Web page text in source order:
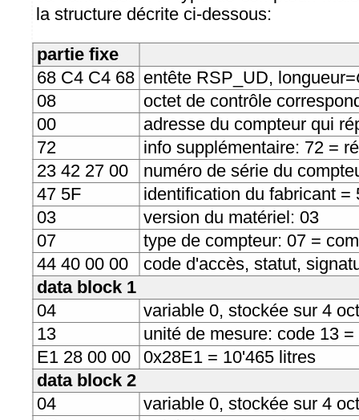
la structure décrite ci-dessous:
partie fixe
68 C4 C4 68 entête RSP_UD, longueur=
08
octet de contrôle
00
adresse du compteur qui
72
info supplémentaire: 72 =
23 42 27 00
numéro de série du
47 5F
identification du fabricant =
03
version du matériel: 03
07
type de compteur: 07 =
44 40 00 00
code d'accès, statut,
data block 1
04
variable 0, stockée sur 4
13
unité de mesure: code 13 =
E1 28 00 00
0x28E1 = 10'465 litres
data block 2
04
variable 0, stockée sur 4